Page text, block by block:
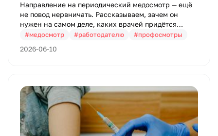
Направление на периодический медосмотр — ещё
не повод нервничать. Рассказываем, зачем он
нужен на самом деле, каких врачей придётся
обойти и как подготовиться, чтобы уложиться в
#медосмотр #работодателю #профосмотры
2026-06-10